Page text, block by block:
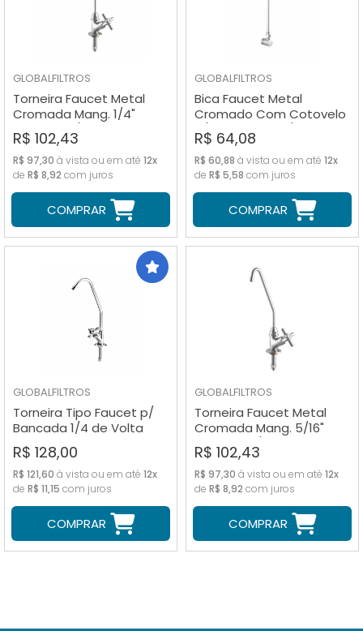
GLOBALFILTROS
Torneira Faucet Metal
Cromada Mang. 1/4"
Bancada 1/4" Volta
R$ 102,43
R$ 97,30 à vista ou em até 12x
de R$ 8,92 com juros
COMPRAR
GLOBALFILTROS
Bica Faucet Metal
Cromado Com Cotovelo
p/ Filtro Rosca 1/2"
R$ 64,08
R$ 60,88 à vista ou em até 12x
de R$ 5,58 com juros
COMPRAR
GLOBALFILTROS
Torneira Tipo Faucet p/
Bancada 1/4 de Volta
Cromada
R$ 128,00
R$ 121,60 à vista ou em até 12x
de R$ 11,15 com juros
COMPRAR
GLOBALFILTROS
Torneira Faucet Metal
Cromada Mang. 5/16"
Bancada 1/4" Volta
R$ 102,43
R$ 97,30 à vista ou em até 12x
de R$ 8,92 com juros
COMPRAR